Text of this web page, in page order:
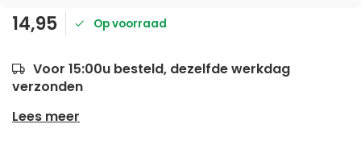
14,95 Op voorraad
Voor 15:00u besteld, dezelfde werkdag
verzonden
Lees meer